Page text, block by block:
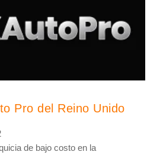
Pro del Reino Unido
de bajo costo en la